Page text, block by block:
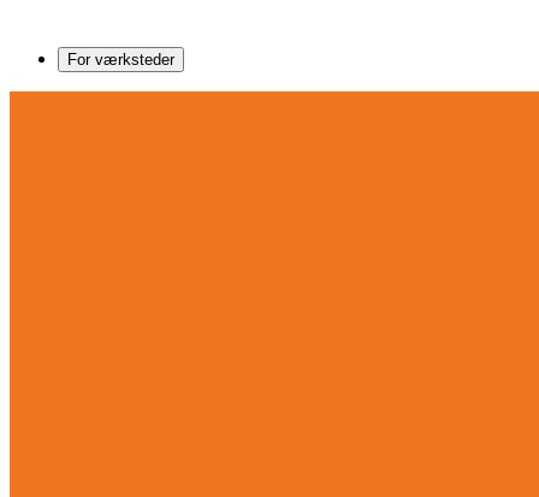
For værksteder